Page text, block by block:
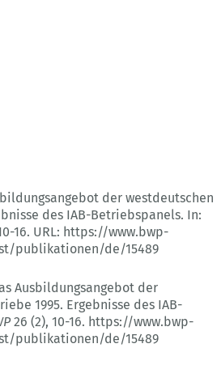
der westdeutschen
des IAB-Betriebspanels. In:
16. URL: https://www.bwp-
publikationen/de/15489
Ausbildungsangebot der
1995. Ergebnisse des IAB-
26 (2), 10-16. https://www.bwp-
publikationen/de/15489